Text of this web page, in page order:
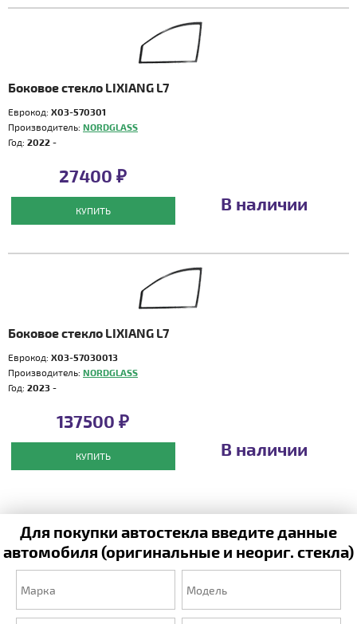
Боковое стекло LIXIANG L7
Еврокод: X03-570301
Производитель: NORDGLASS
Год: 2022 -
27400 ₽
КУПИТЬ В наличии
Боковое стекло LIXIANG L7
Еврокод: X03-57030013
Производитель: NORDGLASS
Год: 2023 -
137500 ₽
КУПИТЬ В наличии
Для покупки автостекла введите данные
автомобиля (оригинальные и неориг. стекла)